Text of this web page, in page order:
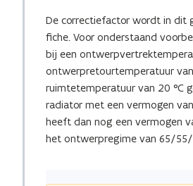
De correctiefactor wordt in dit
fiche. Voor onderstaand
bij een
ontwerpretourtemperatuur van
ruimtetemperatuur van 20 °C
radiator met een vermogen
heeft dan nog een vermogen
het ontwerpregime van 65/